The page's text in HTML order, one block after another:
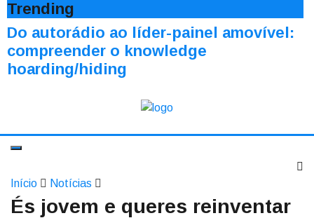
Trending
Do autorádio ao líder-painel amovível:
compreender o knowledge
hoarding/hiding
Início Notícias
És jovem e queres reinventar